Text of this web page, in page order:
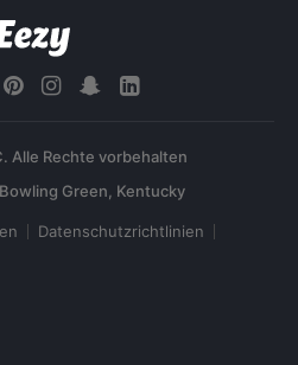
Alle Rechte vorbehalten
Datenschutzrichtlinien